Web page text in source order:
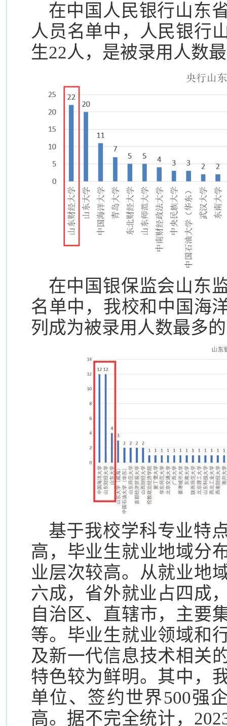
在中国人民银行山东
人员名单中，人民银行
生22人，是被录用人数
在中国银保监会山东
名单中，我校和中国海
列成为被录用人数最多
基于我校学科专业特
高，毕业生就业地域分
业层次较高。从就业地
六成，省外就业占四成
自治区、直辖市，主要
等。毕业生就业领域和
及新一代信息技术相关
特色较为鲜明。其中，
单位、签约世界500强
高。据不完全统计，